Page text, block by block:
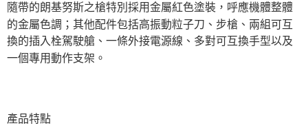
隨帶的朗基努斯之槍特別採用金屬紅色塗裝，呼應機體整體
的金屬色調；其他配件包括高振動粒子刀、步槍、兩組可互
換的插入栓駕駛艙、一條外接電源線、多對可互換手型以及
一個專用動作支架。
產品特點